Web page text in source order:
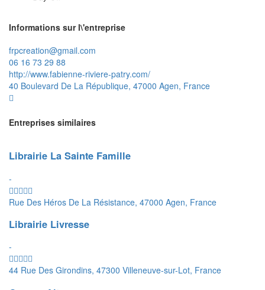
Informations sur l\'entreprise
frpcreation@gmail.com
06 16 73 29 88
http://www.fabienne-riviere-patry.com/
40 Boulevard De La République, 47000 Agen, France
Entreprises similaires
Librairie La Sainte Famille
-
Rue Des Héros De La Résistance, 47000 Agen, France
Librairie Livresse
-
44 Rue Des Girondins, 47300 Villeneuve-sur-Lot, France